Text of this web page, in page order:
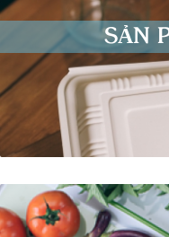
SẢN